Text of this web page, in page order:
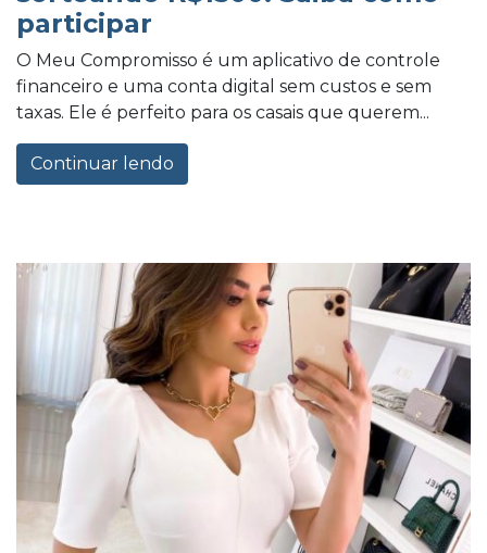
participar
O Meu Compromisso é um aplicativo de controle
financeiro e uma conta digital sem custos e sem
taxas. Ele é perfeito para os casais que querem...
Continuar lendo